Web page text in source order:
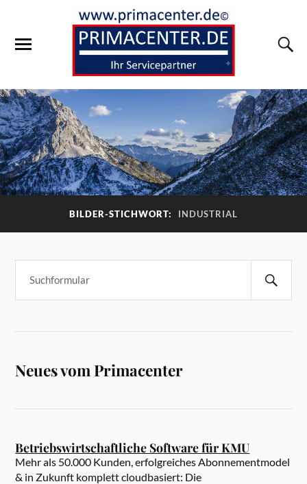
BILDER-STICHWORT: INDUSTRIAL
Neues vom Primacenter
Betriebswirtschaftliche Software für KMU
Mehr als 50.000 Kunden, erfolgreiches Abonnementmodel
& in Zukunft komplett cloudbasiert: Die